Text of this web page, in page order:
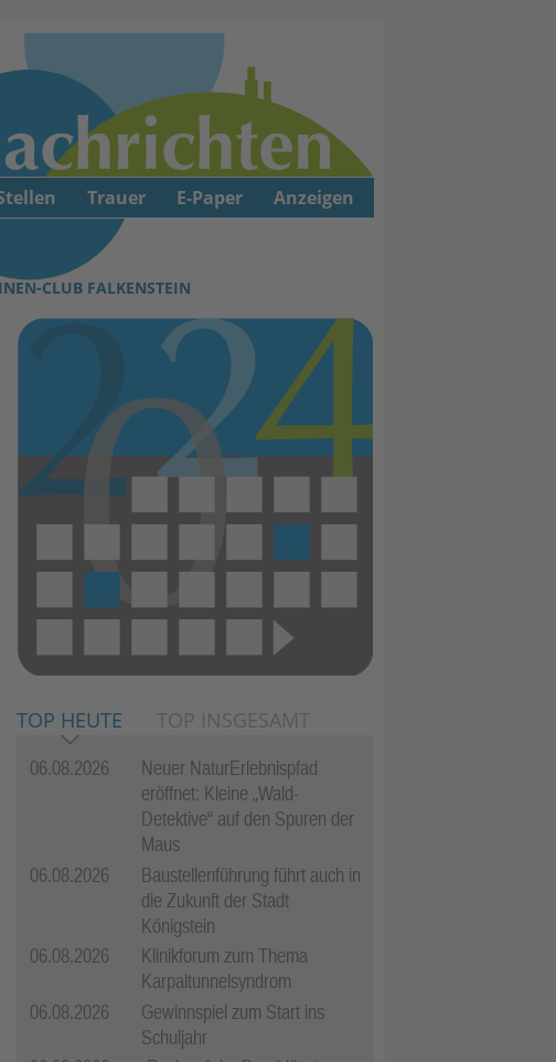
CLUB FALKENSTEIN
TOP HEUTE TOP INSGESAMT
06.08.2026
Neuer NaturErlebnispfad
eröffnet: Kleine „Wald-
Detektive“ auf den Spuren der
Maus
06.08.2026
Baustellenführung führt auch in
die Zukunft der Stadt
Königstein
06.08.2026
Klinikforum zum Thema
Karpaltunnelsyndrom
06.08.2026
Gewinnspiel zum Start ins
Schuljahr
Trauer E-Paper Anzeigen